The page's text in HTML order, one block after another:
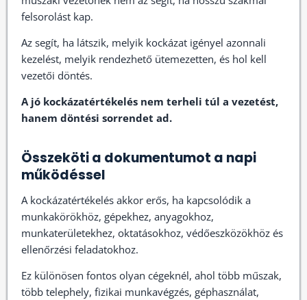
felsorolást kap.
Az segít, ha látszik, melyik kockázat igényel azonnali
kezelést, melyik rendezhető ütemezetten, és hol kell
vezetői döntés.
A jó kockázatértékelés nem terheli túl a vezetést,
hanem döntési sorrendet ad.
Összeköti a dokumentumot a napi
működéssel
A kockázatértékelés akkor erős, ha kapcsolódik a
munkakörökhöz, gépekhez, anyagokhoz,
munkaterületekhez, oktatásokhoz, védőeszközökhöz és
ellenőrzési feladatokhoz.
Ez különösen fontos olyan cégeknél, ahol több műszak,
több telephely, fizikai munkavégzés, géphasználat,